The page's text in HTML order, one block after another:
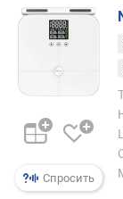
Спросить